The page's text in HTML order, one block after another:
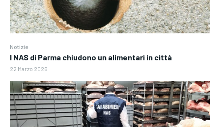
Notizie
I NAS di Parma chiudono un alimentari in città
22 Marzo 2026